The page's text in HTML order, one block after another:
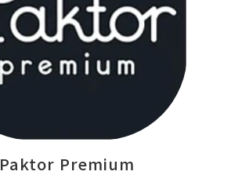
Paktor Premium